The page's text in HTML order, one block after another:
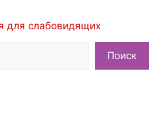
для слабовидящих
Поиск